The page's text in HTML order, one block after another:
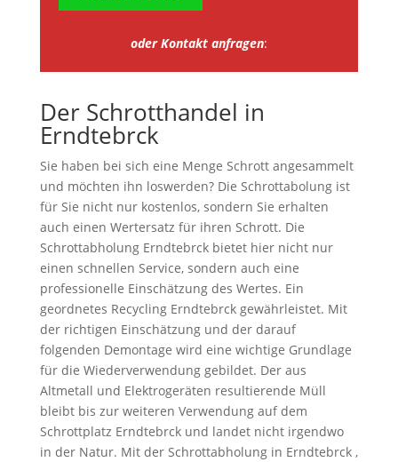
oder Kontakt anfragen:
Der Schrotthandel in
Erndtebrck
Sie haben bei sich eine Menge Schrott angesammelt
und möchten ihn loswerden? Die Schrottabolung ist
für Sie nicht nur kostenlos, sondern Sie erhalten
auch einen Wertersatz für ihren Schrott. Die
Schrottabholung Erndtebrck bietet hier nicht nur
einen schnellen Service, sondern auch eine
professionelle Einschätzung des Wertes. Ein
geordnetes Recycling Erndtebrck gewährleistet. Mit
der richtigen Einschätzung und der darauf
folgenden Demontage wird eine wichtige Grundlage
für die Wiederverwendung gebildet. Der aus
Altmetall und Elektrogeräten resultierende Müll
bleibt bis zur weiteren Verwendung auf dem
Schrottplatz Erndtebrck und landet nicht irgendwo
in der Natur. Mit der Schrottabholung in Erndtebrck ,